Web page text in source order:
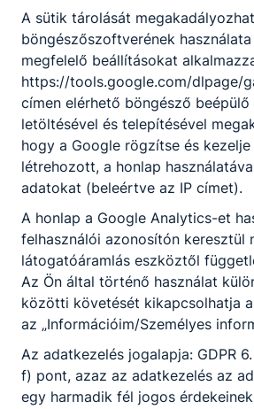
‹ 2026. augusztus ›
H K Sze Cs P
29
3 4 5 6 7
20
24 27
31 1 2 3 4
🔎 Nincsenek események
A sütik tárolását
böngészőszoftverének
megfelelő beállításokat
https://tools.google.com/dlpage/
címen elérhető böngésző beépülő
letöltésével és telepítésével
hogy a Google rögzítse és
létrehozott, a honlap
adatokat (beleértve az IP címet).
A honlap a Google Analytics-et
felhasználói azonosítón keresztül
látogatóáramlás eszköztől
Az Ön által történő használat
közötti követését kikapcsolhatja
az „Információim/Személyes
Az adatkezelés jogalapja: GDPR
f) pont, azaz az adatkezelés az
egy harmadik fél jogos